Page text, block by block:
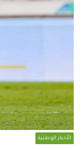
الأخبار الوطنية